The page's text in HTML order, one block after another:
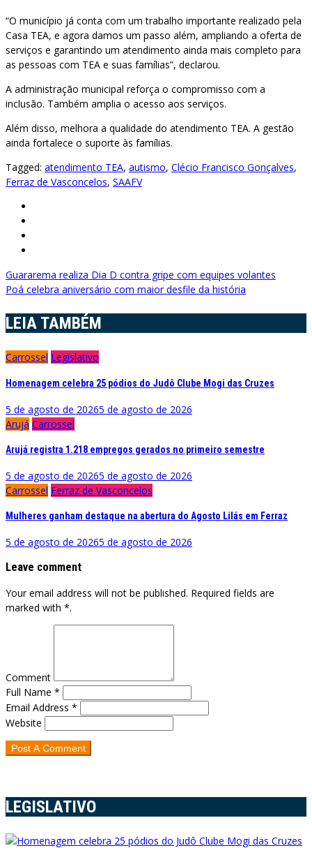
“O município já conta com um trabalho importante realizado pela
Casa TEA, e agora damos um passo além, ampliando a oferta de
serviços e garantindo um atendimento ainda mais completo para
as pessoas com TEA e suas famílias”, declarou.
A administração municipal reforça o compromisso com a
inclusão. Também amplia o acesso aos serviços.
Além disso, melhora a qualidade do atendimento TEA. A gestão
ainda fortalece o suporte às famílias.
Tagged: atendimento TEA, autismo, Clécio Francisco Gonçalves,
Ferraz de Vasconcelos, SAAFV
Navegação
de
Post
Guararema realiza Dia D contra gripe com equipes volantes
Poá celebra aniversário com maior desfile da história
LEIA TAMBÉM
Carrossel Legislativo
Homenagem celebra 25 pódios do Judô Clube Mogi das Cruzes
5 de agosto de 20265 de agosto de 2026
Arujá Carrossel
Arujá registra 1.218 empregos gerados no primeiro semestre
5 de agosto de 20265 de agosto de 2026
Carrossel Ferraz de Vasconcelos
Mulheres ganham destaque na abertura do Agosto Lilás em Ferraz
5 de agosto de 20265 de agosto de 2026
Leave comment
Your email address will not be published. Required fields are
marked with *.
Comment
Full Name *
Email Address *
Website
LEGISLATIVO